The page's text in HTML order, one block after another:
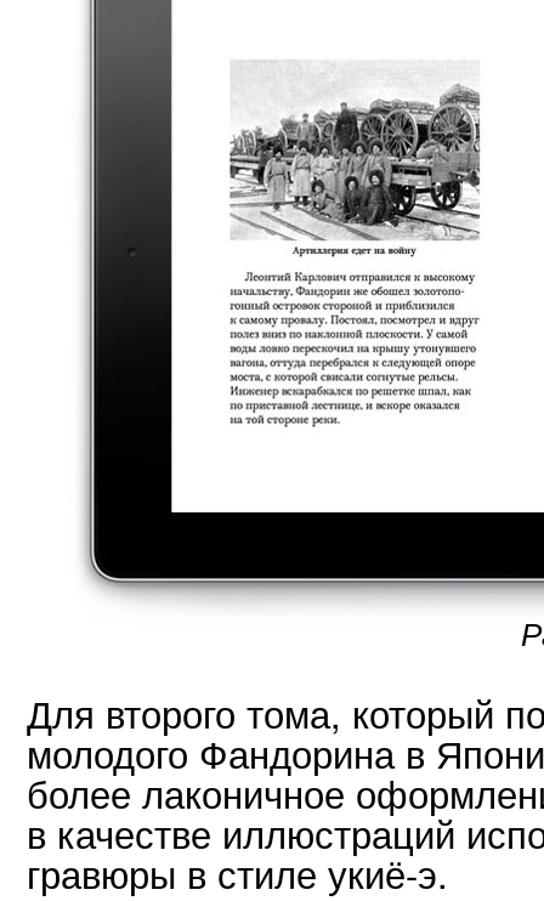
Для второго тома, который
молодого Фандорина в
более лаконичное
в качестве иллюстраций
гравюры в стиле укиё-э.